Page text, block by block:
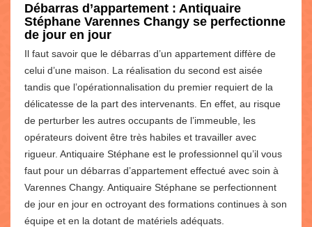
Débarras d’appartement : Antiquaire
Stéphane Varennes Changy se perfectionne
de jour en jour
Il faut savoir que le débarras d’un appartement diffère de
celui d’une maison. La réalisation du second est aisée
tandis que l’opérationnalisation du premier requiert de la
délicatesse de la part des intervenants. En effet, au risque
de perturber les autres occupants de l’immeuble, les
opérateurs doivent être très habiles et travailler avec
rigueur. Antiquaire Stéphane est le professionnel qu’il vous
faut pour un débarras d’appartement effectué avec soin à
Varennes Changy. Antiquaire Stéphane se perfectionnent
de jour en jour en octroyant des formations continues à son
équipe et en la dotant de matériels adéquats.